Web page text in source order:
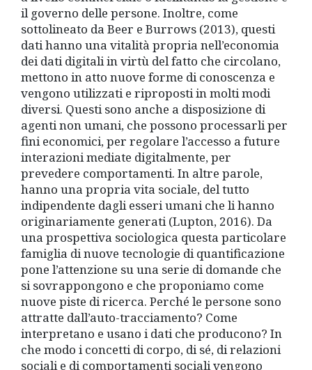
il governo delle persone. Inoltre, come
sottolineato da Beer e Burrows (2013), questi
dati hanno una vitalità propria nell’economia
dei dati digitali in virtù del fatto che circolano,
mettono in atto nuove forme di conoscenza e
vengono utilizzati e riproposti in molti modi
diversi. Questi sono anche a disposizione di
agenti non umani, che possono processarli per
fini economici, per regolare l’accesso a future
interazioni mediate digitalmente, per
prevedere comportamenti. In altre parole,
hanno una propria vita sociale, del tutto
indipendente dagli esseri umani che li hanno
originariamente generati (Lupton, 2016). Da
una prospettiva sociologica questa particolare
famiglia di nuove tecnologie di quantificazione
pone l’attenzione su una serie di domande che
si sovrappongono e che proponiamo come
nuove piste di ricerca. Perché le persone sono
attratte dall’auto-tracciamento? Come
interpretano e usano i dati che producono? In
che modo i concetti di corpo, di sé, di relazioni
sociali e di comportamenti sociali vengono